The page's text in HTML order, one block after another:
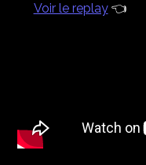
Voir le replay👈